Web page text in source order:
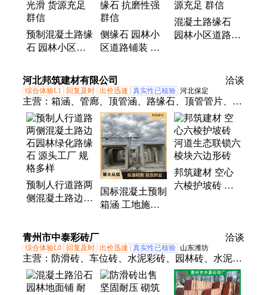
小区地面渗水砖、人行道渗水砖、透水砖白色pc砖、
防滑渗水砖、8字形草坪砖、工字型草坪砖、公园植
草砖、九孔草坪砖
预制混凝土路缘
石 园林小区道
滑 货源充足 群
信
侧缘石 园林小
区道路铺装 高
石 抗磨性强 群
信
混凝土路缘石
园林小区道路铺
河北邦筑建材有限公司
洽谈
综合体验L1 回复及时 出价迅速 真实性已核验 河北保定
主营： 箱涵、管廊、顶管涵、路缘石、顶管管片、预
制井、检查井、通信井、电力井、强电井、弱电井、
雨水井、污水井、电缆沟、预制电缆井、三通井、四
通井、预制方涵、电力排管、综合管廊、水泥电力
井、排水沟篦子、球墨铸铁井篦子、预制水泥管、预
制箱涵、给排水顶管
预制人行道路两
侧混凝土路边石
多样
国标混凝土预制
箱涵 工地施工
邦筑建材 空心
六棱护坡砖 河
青州市中泰彩砖厂 洽谈
综合体验L0 回复及时 出价迅速 真实性已核验 山东潍坊
主营： 防滑砖、车位砖、水泥彩砖、园林砖、水泥花
砖、水泥植草砖、双八字植草砖